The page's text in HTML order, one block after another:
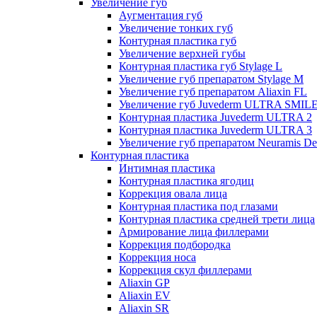
Увеличение губ
Аугментация губ
Увеличение тонких губ
Контурная пластика губ
Увеличение верхней губы
Контурная пластика губ Stylage L
Увеличение губ препаратом Stylage M
Увеличение губ препаратом Aliaxin FL
Увеличение губ Juvederm ULTRA
Контурная пластика Juvederm ULTRA 2
Контурная пластика Juvederm ULTRA 3
Увеличение губ препаратом Neuramis
Контурная пластика
Интимная пластика
Контурная пластика ягодиц
Коррекция овала лица
Контурная пластика под глазами
Контурная пластика средней трети лица
Армирование лица филлерами
Коррекция подбородка
Коррекция носа
Коррекция скул филлерами
Aliaxin GP
Aliaxin EV
Aliaxin SR